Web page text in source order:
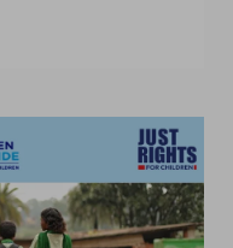
no han
como en
[…]